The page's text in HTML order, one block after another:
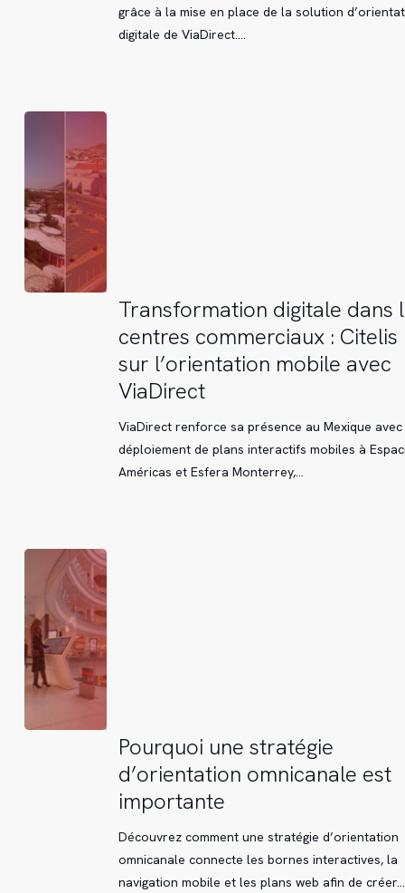
moderniser
l’expérience
Bogotá
grâce à la mise en place de la solution
digitale de ViaDirect.…
Transformation
dans
les
centres
Citelis
mobile
avec
ViaDirect
Transformation digitale dans
centres commerciaux : Citelis
sur l’orientation mobile avec
ViaDirect
ViaDirect renforce sa présence au Mexique
déploiement de plans interactifs mobiles à
Américas et Esfera Monterrey,…
Pourquoi
une
stratégie
d’orientation
omnicanale
importante
Pourquoi une stratégie
d’orientation omnicanale est
importante
Découvrez comment une stratégie d’orientation
omnicanale connecte les bornes interactives, la
navigation mobile et les plans web afin de créer…